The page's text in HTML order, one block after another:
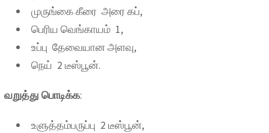
முருங்கை கீரை அரை கப்,
பெரிய வெங்காயம் 1,
உப்பு தேவையான அளவு,
நெய் 2 டீஸ்பூன்.
வறுத்து பொடிக்க:
உளுத்தம்பருப்பு 2 டீஸ்பூன்,